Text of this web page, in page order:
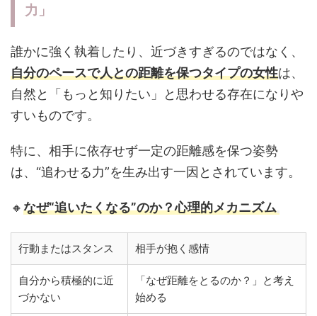
力」
誰かに強く執着したり、近づきすぎるのではなく、
自分のペースで人との距離を保つタイプの女性は、
自然と「もっと知りたい」と思わせる存在になりや
すいものです。
特に、相手に依存せず一定の距離感を保つ姿勢
は、“追わせる力”を生み出す一因とされています。
🔸なぜ“追いたくなる”のか？心理的メカニズム
行動またはスタンス 相手が抱く感情
自分から積極的に近
づかない
「なぜ距離をとるのか？」と考え
始める